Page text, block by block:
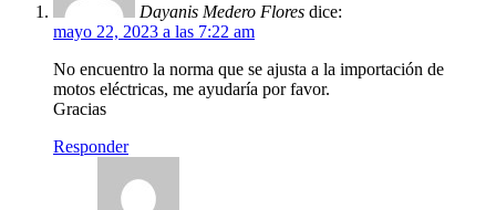
Dayanis Medero Flores dice:
mayo 22, 2023 a las 7:22 am
No encuentro la norma que se ajusta a la importación de
motos eléctricas, me ayudaría por favor.
Gracias
Responder